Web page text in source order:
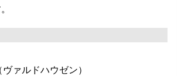
ァルドハウゼン）